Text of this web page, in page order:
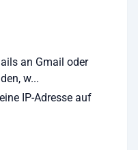
an Gmail oder
w...
IP-Adresse auf